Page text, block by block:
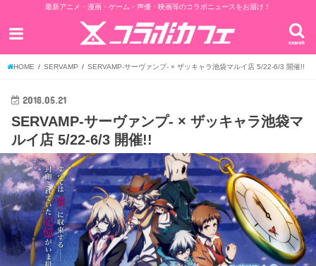
最新アニメ・漫画・ゲーム・声優・映画等のコラボニュースをお届け！
search
HOME SERVAMP SERVAMP-サーヴァンプ- × ザッキャラ池袋マルイ店 5/22-6/3 開催!!
2018.05.21
SERVAMP-サーヴァンプ- × ザッキャラ池袋マ
ルイ店 5/22-6/3 開催!!